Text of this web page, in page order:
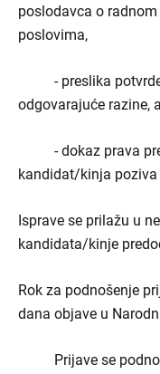
poslodavca o
poslovima,
- preslika potvrde
odgovarajuće razine,
- dokaz prava
kandidat/kinja poziva
Isprave se prilažu u
kandidata/kinje
Rok za podnošenje
dana objave u
Prijave se